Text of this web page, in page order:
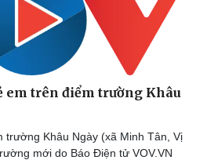
em trên điểm trường Khâu
trường Khâu Ngày (xã Minh Tân, Vị
mới do Báo Điện tử VOV.VN